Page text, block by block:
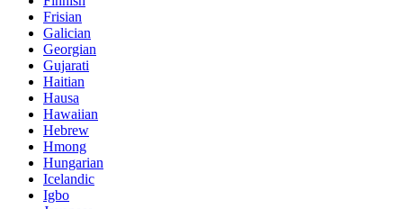
Frisian
Galician
Georgian
Gujarati
Haitian
Hausa
Hawaiian
Hebrew
Hmong
Hungarian
Icelandic
Igbo